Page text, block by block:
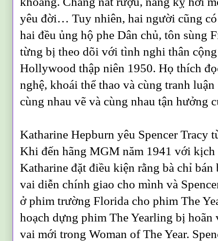
yêu đời… Tuy nhiên, hai người cũng
hai đều ủng hộ phe Dân chủ, tôn sùng
từng bị theo dõi với tình nghi thân
Hollywood thập niên 1950. Họ thích
nghệ, khoái thể thao và cùng tranh
cùng nhau vẽ và cùng nhau tận hưởng
Katharine Hepburn yêu Spencer Tracy
Khi đến hãng MGM năm 1941 với kịch
Katharine đặt điều kiện rằng bà chỉ
vai diễn chính giao cho mình và
ở phim trường Florida cho phim The
hoạch dựng phim The Yearling bị hoãn
vai mới trong Woman of The Year.